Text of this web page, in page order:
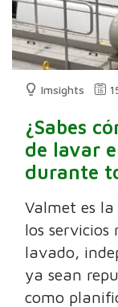
Imsights
¿Sabes
de lavar
durante
Valmet es
los servicios
lavado,
ya sean
como